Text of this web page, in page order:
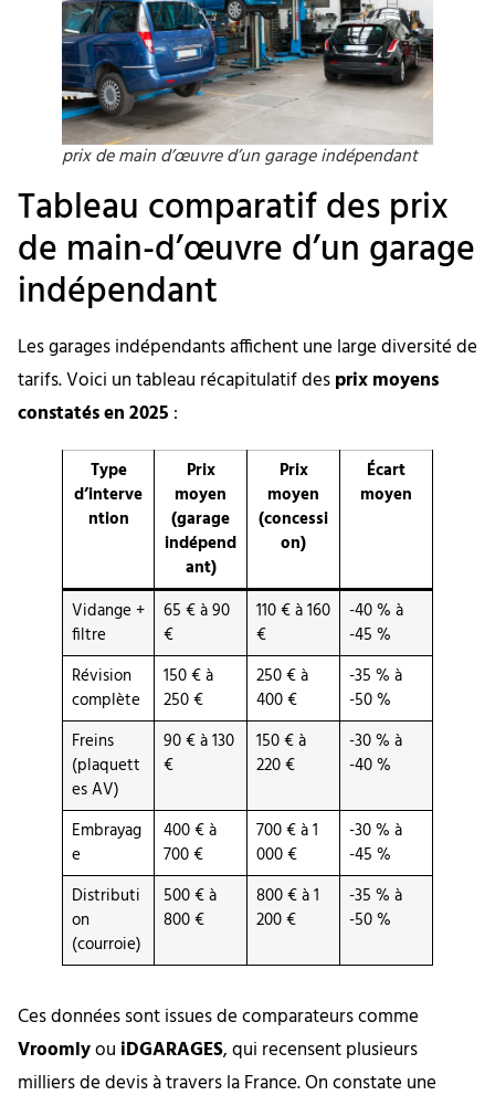
prix de main d’œuvre d’un garage indépendant
Tableau comparatif des prix
de main-d’œuvre d’un garage
indépendant
Les garages indépendants affichent une large diversité de
tarifs. Voici un tableau récapitulatif desprix moyens
constatés en 2025 :
Type
d’interve
ntion
Prix
moyen
(garage
indépend
ant)
Prix
moyen
(concessi
on)
Écart
moyen
Vidange +
filtre
65 € à 90
€
110 € à 160
€
-40 % à
-45 %
Révision
complète
150 € à
250 €
250 € à
400 €
-35 % à
-50 %
Freins
(plaquett
es AV)
90 € à 130
€
150 € à
220 €
-30 % à
-40 %
Embrayag
e
400 € à
700 €
700 € à 1
000 €
-30 % à
-45 %
Distributi
on
(courroie)
500 € à
800 €
800 € à 1
200 €
-35 % à
-50 %
Ces données sont issues de comparateurs comme
Vroomlyou iDGARAGES, qui recensent plusieurs
milliers de devis à travers la France. On constate une